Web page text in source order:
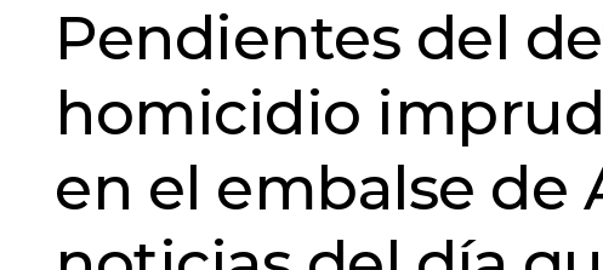
Pendientes del
homicidio
en el embalse de